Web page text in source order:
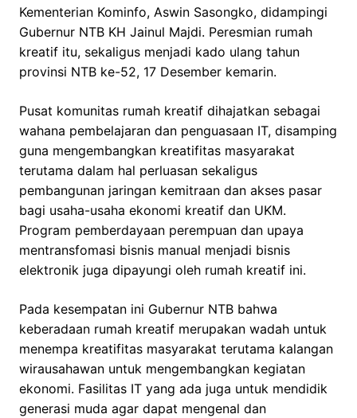
Kementerian Kominfo, Aswin Sasongko, didampingi
Gubernur NTB KH Jainul Majdi. Peresmian rumah
kreatif itu, sekaligus menjadi kado ulang tahun
provinsi NTB ke-52, 17 Desember kemarin.
Pusat komunitas rumah kreatif dihajatkan sebagai
wahana pembelajaran dan penguasaan IT, disamping
guna mengembangkan kreatifitas masyarakat
terutama dalam hal perluasan sekaligus
pembangunan jaringan kemitraan dan akses pasar
bagi usaha-usaha ekonomi kreatif dan UKM.
Program pemberdayaan perempuan dan upaya
mentransfomasi bisnis manual menjadi bisnis
elektronik juga dipayungi oleh rumah kreatif ini.
Pada kesempatan ini Gubernur NTB bahwa
keberadaan rumah kreatif merupakan wadah untuk
menempa kreatifitas masyarakat terutama kalangan
wirausahawan untuk mengembangkan kegiatan
ekonomi. Fasilitas IT yang ada juga untuk mendidik
generasi muda agar dapat mengenal dan